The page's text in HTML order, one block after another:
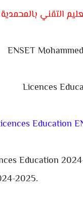
بالمحمدية 2024-
ENSET
Licences
Education
Education
2025.